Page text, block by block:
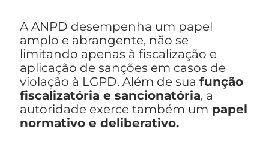
A ANPD desempenha um papel
amplo e abrangente, não se
limitando apenas à fiscalização e
aplicação de sanções em casos de
violação à LGPD. Além de sua função
fiscalizatória e sancionatória, a
autoridade exerce também um papel
normativo e deliberativo.